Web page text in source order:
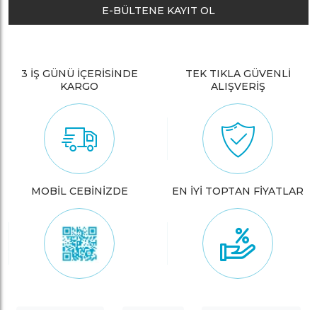
E-BÜLTENE KAYIT OL
3 İŞ GÜNÜ İÇERİSİNDE
KARGO
TEK TIKLA GÜVENLİ
ALIŞVERİŞ
MOBİL CEBİNİZDE EN İYİ TOPTAN FİYATLAR